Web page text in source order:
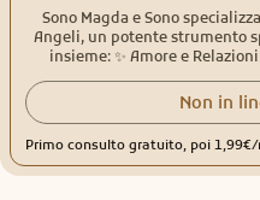
Sono Magda e Sono
Angeli, un potente strumento
insieme: ✨ Amore e Relazioni: Per scoprire la vera essenza dei
i legami che ci uniscono. ✨
manifestare i tuoi sogni e
pratica non è una cartomanzia
canalizzata dai messaggi
Non in
Primo consulto gratuito, poi